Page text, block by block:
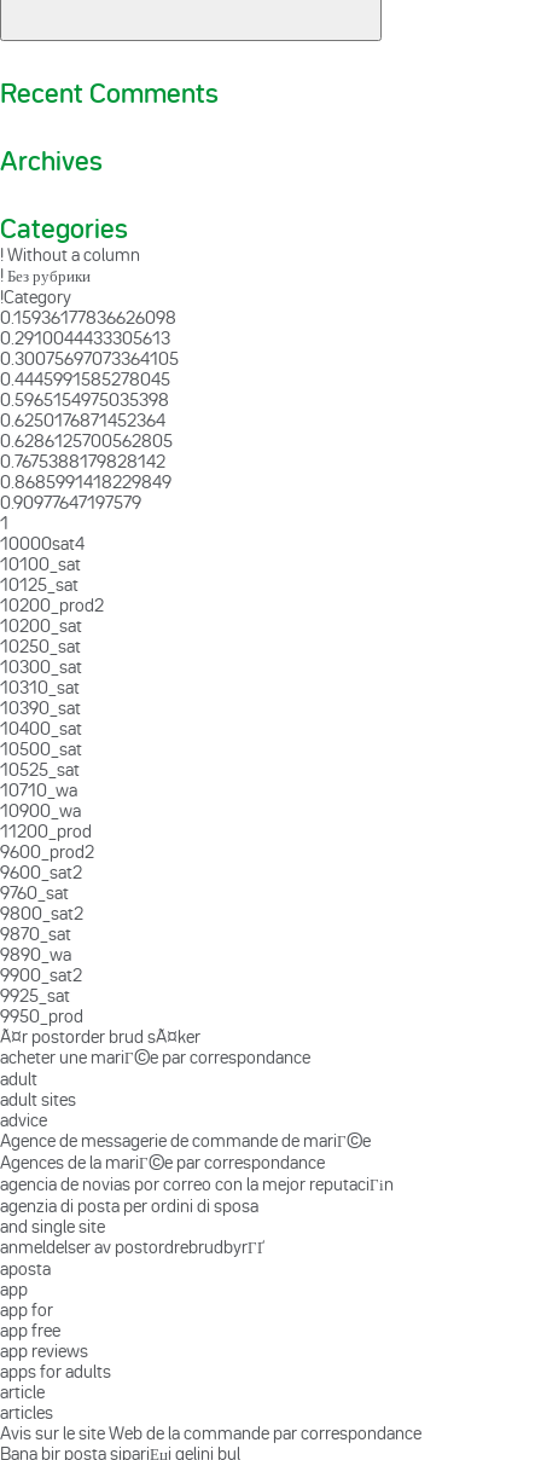
Recent Comments
Archives
Categories
! Without a column
! Без рубрики
!Category
0.15936177836626098
0.2910044433305613
0.30075697073364105
0.4445991585278045
0.5965154975035398
0.6250176871452364
0.6286125700562805
0.7675388179828142
0.8685991418229849
0.90977647197579
1
10000sat4
10100_sat
10125_sat
10200_prod2
10200_sat
10250_sat
10300_sat
10310_sat
10390_sat
10400_sat
10500_sat
10525_sat
10710_wa
10900_wa
11200_prod
9600_prod2
9600_sat2
9760_sat
9800_sat2
9870_sat
9890_wa
9900_sat2
9925_sat
9950_prod
Ã¤r postorder brud sÃ¤ker
acheter une mariГ©e par correspondance
adult
adult sites
advice
Agence de messagerie de commande de mariГ©e
Agences de la mariГ©e par correspondance
agencia de novias por correo con la mejor reputaciГіn
agenzia di posta per ordini di sposa
and single site
anmeldelser av postordrebrudbyrГҐ
aposta
app
app for
app free
app reviews
apps for adults
article
articles
Avis sur le site Web de la commande par correspondance
Bana bir posta sipariЕџi gelini bul